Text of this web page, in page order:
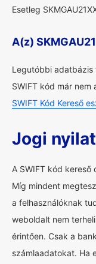
Esetleg
A(z)
Legutóbbi adatbázis
SWIFT kód már
SWIFT Kód Kereső
Jogi
A SWIFT kód
Míg mindent
a felhasználóknak
weboldalt nem
érintően. Csak a
számlaadatokat. Ha